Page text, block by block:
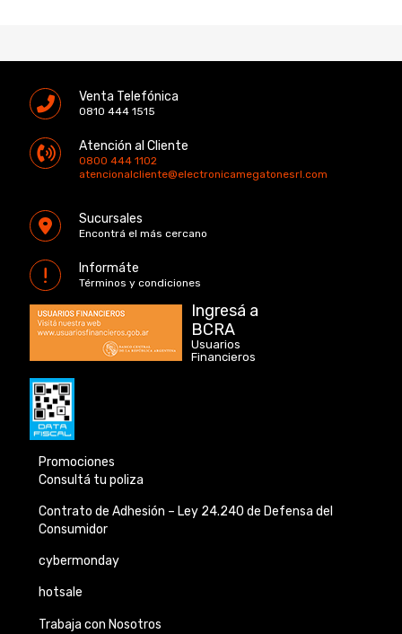
Venta Telefónica
0810 444 1515
Atención al Cliente
0800 444 1102
atencionalcliente@electronicamegatonesrl.com
Sucursales
Encontrá el más cercano
Informáte
Términos y condiciones
Ingresá a
BCRA
Usuarios
Financieros
Promociones
Consultá tu poliza
Contrato de Adhesión – Ley 24.240 de Defensa del
Consumidor
cybermonday
hotsale
Trabaja con Nosotros